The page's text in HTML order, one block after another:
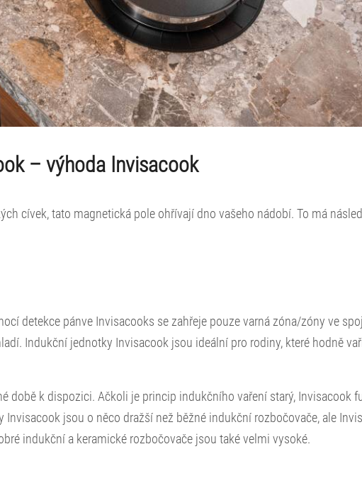
– výhoda Invisacook
cívek, tato magnetická pole ohřívají dno vašeho nádobí. To má
detekce pánve Invisacooks se zahřeje pouze varná zóna/zóny ve
Indukční jednotky Invisacook jsou ideální pro rodiny, které hodně
době k dispozici. Ačkoli je princip indukčního vaření starý, Invisacook
jsou o něco dražší než běžné indukční rozbočovače, ale
indukční a keramické rozbočovače jsou také velmi vysoké.